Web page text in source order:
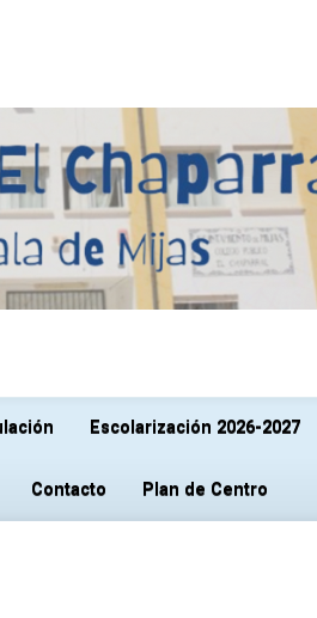
Escolarización 2026-2027
Contacto Plan de Centro